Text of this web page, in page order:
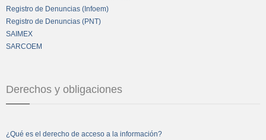
Registro de Denuncias (Infoem)
Registro de Denuncias (PNT)
SAIMEX
SARCOEM
Derechos y obligaciones
¿Qué es el derecho de acceso a la información?